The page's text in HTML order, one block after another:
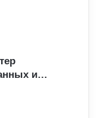
и…